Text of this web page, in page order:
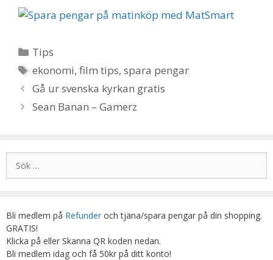
Kategorier
Tips
Etiketter
ekonomi,film tips,spara pengar
Gå ur svenska kyrkan gratis
Sean Banan – Gamerz
efter:
Bli medlem på Refunder och tjäna/spara pengar på din shopping.
GRATIS!
Klicka på eller Skanna QR koden nedan.
Bli medlem idag och få 50kr på ditt konto!